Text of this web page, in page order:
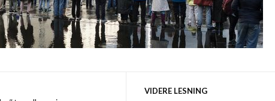
VIDERE LESNING